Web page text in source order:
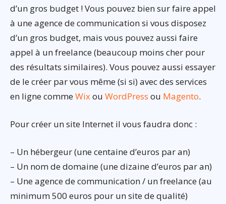
d’un gros budget ! Vous pouvez bien sur faire appel
à une agence de communication si vous disposez
d’un gros budget, mais vous pouvez aussi faire
appel à un freelance (beaucoup moins cher pour
des résultats similaires). Vous pouvez aussi essayer
de le créer par vous même (si si) avec des services
en ligne commeWixou WordPress ou Magento.
Pour créer un site Internet il vous faudra donc :
– Un hébergeur (une centaine d’euros par an)
– Un nom de domaine (une dizaine d’euros par an)
– Une agence de communication / un freelance (au
minimum 500 euros pour un site de qualité)